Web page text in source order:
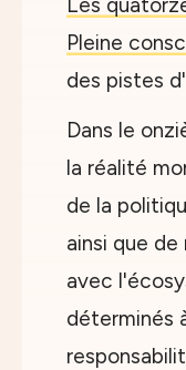
Pleine
des pistes
Dans le
la réalité
de la
ainsi que
avec
déterminés